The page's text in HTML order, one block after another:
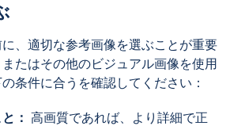
に、適切な参考画像を選ぶことが重要
たはその他のビジュアル画像を使用
条件に合うを確認してください：
： 高画質であれば、より詳細で正